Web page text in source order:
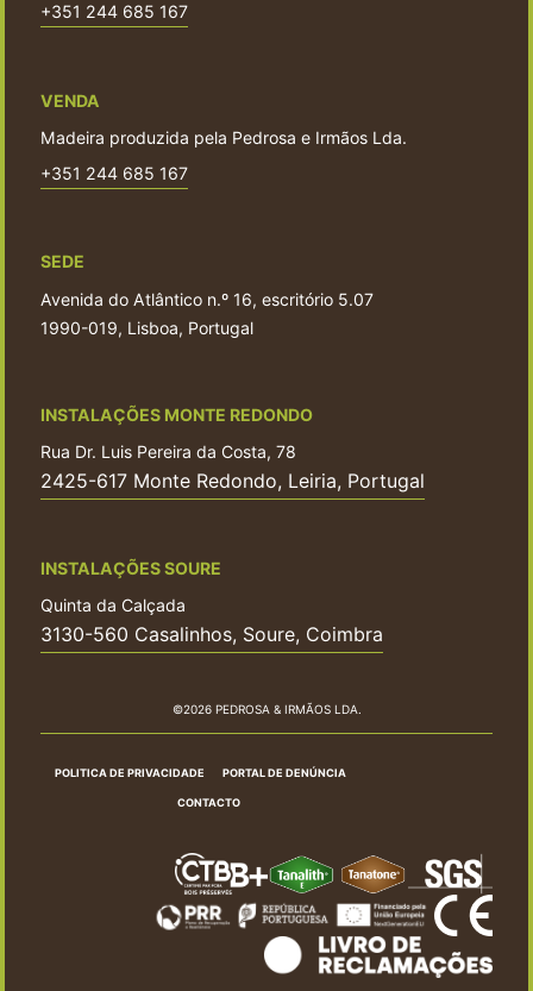
+351 244 685 167
VENDA
Madeira produzida pela Pedrosa e Irmãos Lda.
+351 244 685 167
SEDE
Avenida do Atlântico n.º 16, escritório 5.07
1990-019, Lisboa, Portugal
INSTALAÇÕES MONTE REDONDO
Rua Dr. Luis Pereira da Costa, 78
2425-617 Monte Redondo, Leiria, Portugal
INSTALAÇÕES SOURE
Quinta da Calçada
3130-560 Casalinhos, Soure, Coimbra
©2026 PEDROSA & IRMÃOS LDA.
POLITICA DE PRIVACIDADE PORTAL DE DENÚNCIA
CONTACTO